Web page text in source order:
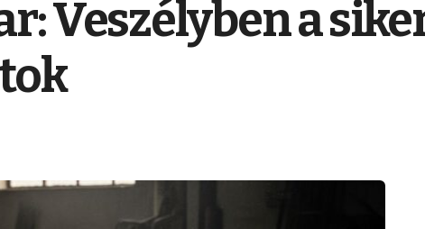
Veszélyben a